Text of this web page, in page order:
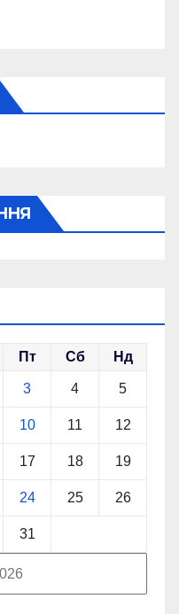
Пт Сб Нд
3 4 5
10 11 12
17 18 19
24 25 26
31